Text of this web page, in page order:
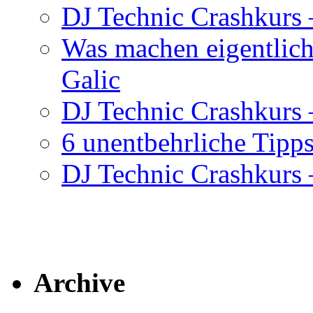
DJ Technic
Was machen
Galic
DJ Technic
6 unentbehrliche
DJ Technic
Archive